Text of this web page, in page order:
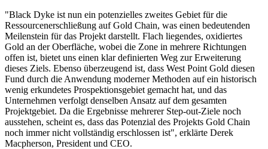
"Black Dyke ist nun ein potenzielles zweites Gebiet für die
Ressourcenerschließung auf Gold Chain, was einen bedeutenden
Meilenstein für das Projekt darstellt. Flach liegendes, oxidiertes
Gold an der Oberfläche, wobei die Zone in mehrere Richtungen
offen ist, bietet uns einen klar definierten Weg zur Erweiterung
dieses Ziels. Ebenso überzeugend ist, dass West Point Gold diesen
Fund durch die Anwendung moderner Methoden auf ein historisch
wenig erkundetes Prospektionsgebiet gemacht hat, und das
Unternehmen verfolgt denselben Ansatz auf dem gesamten
Projektgebiet. Da die Ergebnisse mehrerer Step-out-Ziele noch
ausstehen, scheint es, dass das Potenzial des Projekts Gold Chain
noch immer nicht vollständig erschlossen ist", erklärte Derek
Macpherson, President und CEO.